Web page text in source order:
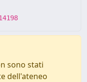
sono stati
dell'ateneo